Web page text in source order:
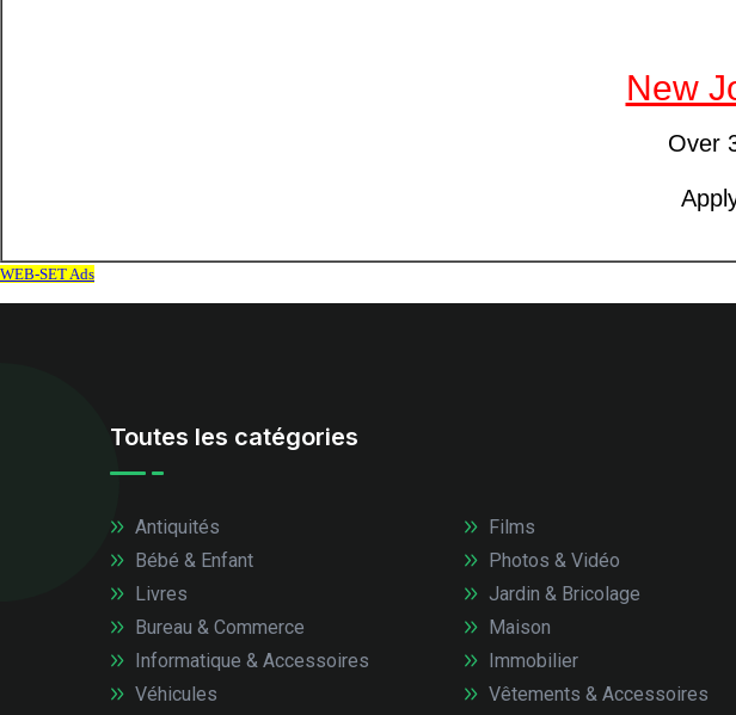
Toutes les catégories
Antiquités
Bébé & Enfant
Livres
Bureau & Commerce
Informatique & Accessoires
Véhicules
Films
Photos & Vidéo
Jardin & Bricolage
Maison
Immobilier
Vêtements & Accessoires